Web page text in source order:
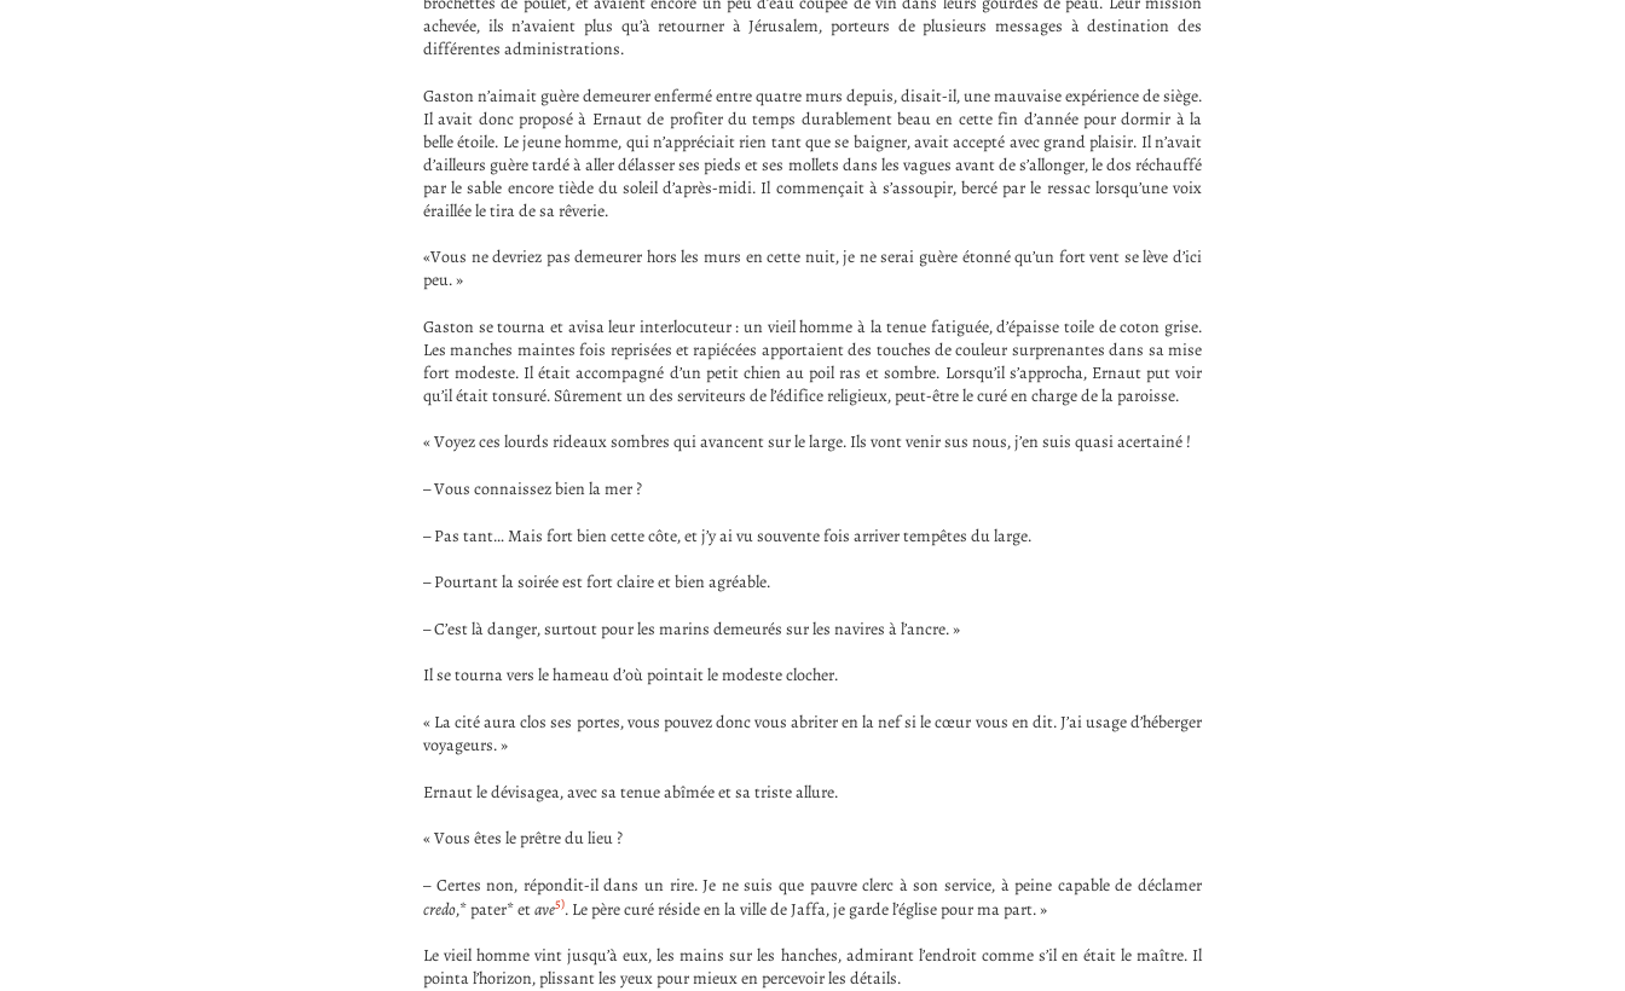
achevée, ils n’avaient plus qu’à retourner à Jérusalem, porteurs de plusieurs messages à destination des
différentes administrations.
Gaston n’aimait guère demeurer enfermé entre quatre murs depuis, disait-il, une mauvaise expérience de siège.
Il avait donc proposé à Ernaut de profiter du temps durablement beau en cette fin d’année pour dormir à la
belle étoile. Le jeune homme, qui n’appréciait rien tant que se baigner, avait accepté avec grand plaisir. Il n’avait
d’ailleurs guère tardé à aller délasser ses pieds et ses mollets dans les vagues avant de s’allonger, le dos réchauffé
par le sable encore tiède du soleil d’après-midi. Il commençait à s’assoupir, bercé par le ressac lorsqu’une voix
éraillée le tira de sa rêverie.
«Vous ne devriez pas demeurer hors les murs en cette nuit, je ne serai guère étonné qu’un fort vent se lève d’ici
peu. »
Gaston se tourna et avisa leur interlocuteur : un vieil homme à la tenue fatiguée, d’épaisse toile de coton grise.
Les manches maintes fois reprisées et rapiécées apportaient des touches de couleur surprenantes dans sa mise
fort modeste. Il était accompagné d’un petit chien au poil ras et sombre. Lorsqu’il s’approcha, Ernaut put voir
qu’il était tonsuré. Sûrement un des serviteurs de l’édifice religieux, peut-être le curé en charge de la paroisse.
« Voyez ces lourds rideaux sombres qui avancent sur le large. Ils vont venir sus nous, j’en suis quasi acertainé !
– Vous connaissez bien la mer ?
– Pas tant… Mais fort bien cette côte, et j’y ai vu souvente fois arriver tempêtes du large.
– Pourtant la soirée est fort claire et bien agréable.
– C’est là danger, surtout pour les marins demeurés sur les navires à l’ancre. »
Il se tourna vers le hameau d’où pointait le modeste clocher.
« La cité aura clos ses portes, vous pouvez donc vous abriter en la nef si le cœur vous en dit. J’ai usage d’héberger
voyageurs. »
Ernaut le dévisagea, avec sa tenue abîmée et sa triste allure.
« Vous êtes le prêtre du lieu ?
– Certes non, répondit-il dans un rire. Je ne suis que pauvre clerc à son service, à peine capable de déclamer
credo,* pater* etave5). Le père curé réside en la ville de Jaffa, je garde l’église pour ma part. »
Le vieil homme vint jusqu’à eux, les mains sur les hanches, admirant l’endroit comme s’il en était le maître. Il
pointa l’horizon, plissant les yeux pour mieux en percevoir les détails.